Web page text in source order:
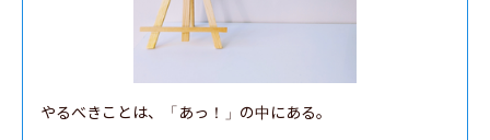
やるべきことは、「あっ！」の中にある。